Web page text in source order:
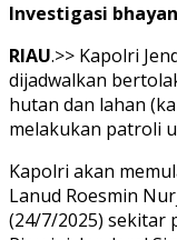
Investigasi
RIAU.>> Kapolri
dijadwalkan
hutan dan lahan
melakukan patroli
Kapolri akan
Lanud Roesmin
(24/7/2025) sekitar